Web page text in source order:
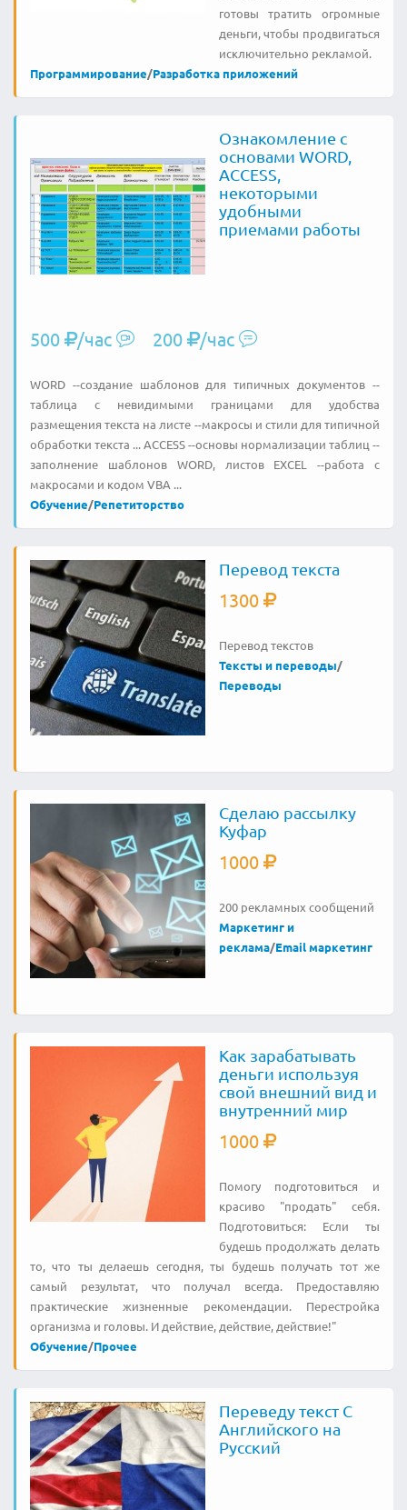
готовы тратить огромные
деньги, чтобы продвигаться
исключительно рекламой.
Программирование/Разработка приложений
Ознакомление с
основами WORD,
ACCESS,
некоторыми
удобными
приемами работы
500 /час 200 /час
WORD --создание шаблонов для типичных документов --
таблица с невидимыми границами для удобства
размещения текста на листе --макросы и стили для типичной
обработки текста ... ACCESS --основы нормализации таблиц --
заполнение шаблонов WORD, листов EXCEL --работа с
макросами и кодом VBA ...
Обучение/Репетиторство
Перевод текста
1300
Перевод текстов
Тексты и переводы/
Переводы
Сделаю рассылку
Куфар
1000
200 рекламных сообщений
Маркетинг и
реклама/Email маркетинг
Как зарабатывать
деньги используя
свой внешний вид и
внутренний мир
1000
Помогу подготовиться и
красиво "продать" себя.
Подготовиться: Если ты
будешь продолжать делать
то, что ты делаешь сегодня, ты будешь получать тот же
самый результат, что получал всегда. Предоставляю
практические жизненные рекомендации. Перестройка
организма и головы. И действие, действие, действие!"
Обучение/Прочее
Переведу текст С
Английского на
Русский